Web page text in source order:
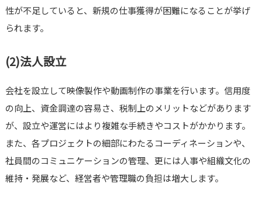
性が不足していると、新規の仕事獲得が困難になることが挙げ
られます。
(2)法人設立
会社を設立して映像製作や動画制作の事業を行います。信用度
の向上、資金調達の容易さ、税制上のメリットなどがあります
が、設立や運営にはより複雑な手続きやコストがかかります。
また、各プロジェクトの細部にわたるコーディネーションや、
社員間のコミュニケーションの管理、更には人事や組織文化の
維持・発展など、経営者や管理職の負担は増大します。